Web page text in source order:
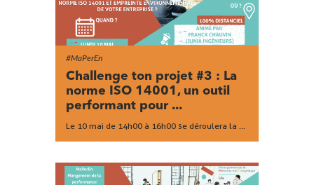
#MaPerEn
Challenge ton projet #3 : La
norme ISO 14001, un outil
performant pour ...
Le 10 mai de 14h00 à 16h00 se déroulera la ...